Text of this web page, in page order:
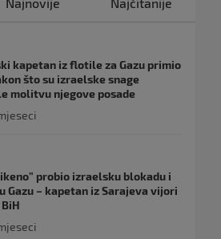
kapetan iz flotile za Gazu primio
što su izraelske snage
molitvu njegove posade
probio izraelsku blokadu i
Gazu – kapetan iz Sarajeva vijori